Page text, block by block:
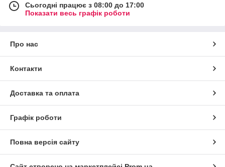
Сьогодні працює з 08:00 до 17:00
Показати весь графік роботи
Про нас
Контакти
Доставка та оплата
Графік роботи
Повна версія сайту